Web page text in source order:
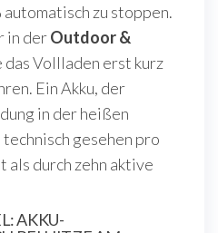
zu stoppen.
in derOutdoor &
Vollladen erst kurz
Ein Akku, der
in der heißen
gesehen pro
als durch zehn aktive
AKKU-